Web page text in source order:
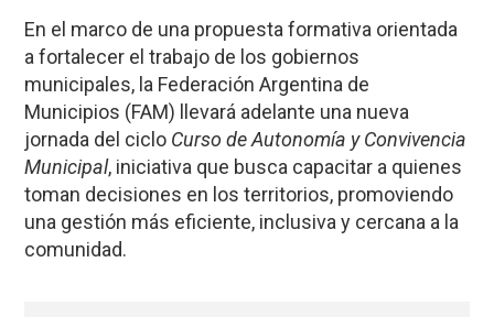
En el marco de una propuesta formativa orientada
a fortalecer el trabajo de los gobiernos
municipales, la Federación Argentina de
Municipios (FAM) llevará adelante una nueva
jornada del ciclo Curso de Autonomía y Convivencia
Municipal, iniciativa que busca capacitar a quienes
toman decisiones en los territorios, promoviendo
una gestión más eficiente, inclusiva y cercana a la
comunidad.